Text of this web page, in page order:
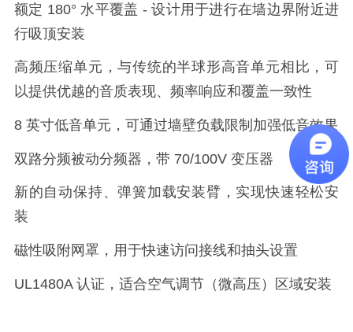
额定 180° 水平覆盖 - 设计用于进行在墙边界附近进
行吸顶安装
高频压缩单元，与传统的半球形高音单元相比，可
以提供优越的音质表现、频率响应和覆盖一致性
8 英寸低音单元，可通过墙壁负载限制加强低音效果
双路分频被动分频器，带 70/100V 变压器
新的自动保持、弹簧加载安装臂，实现快速轻松安
装
磁性吸附网罩，用于快速访问接线和抽头设置
UL1480A 认证，适合空气调节（微高压）区域安装